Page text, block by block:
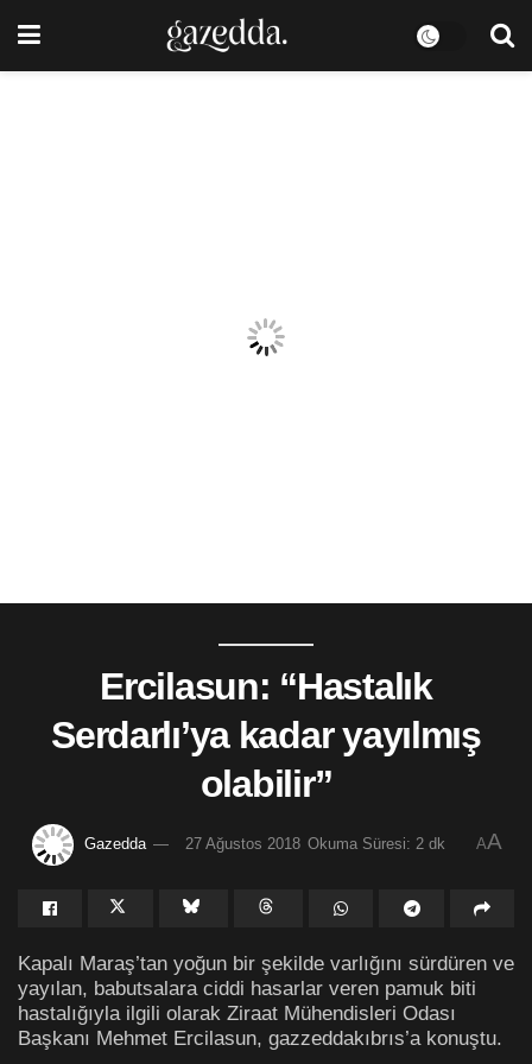
Ercilasun: “Hastalık
Serdarlı’ya kadar yayılmış
olabilir”
Gazedda 27 Ağustos 2018 Okuma Süresi: 2 dk AA
Kapalı Maraş’tan yoğun bir şekilde varlığını sürdüren ve
yayılan, babutsalara ciddi hasarlar veren pamuk biti
hastalığıyla ilgili olarak Ziraat Mühendisleri Odası
Başkanı Mehmet Ercilasun, gazzeddakıbrıs’a konuştu.